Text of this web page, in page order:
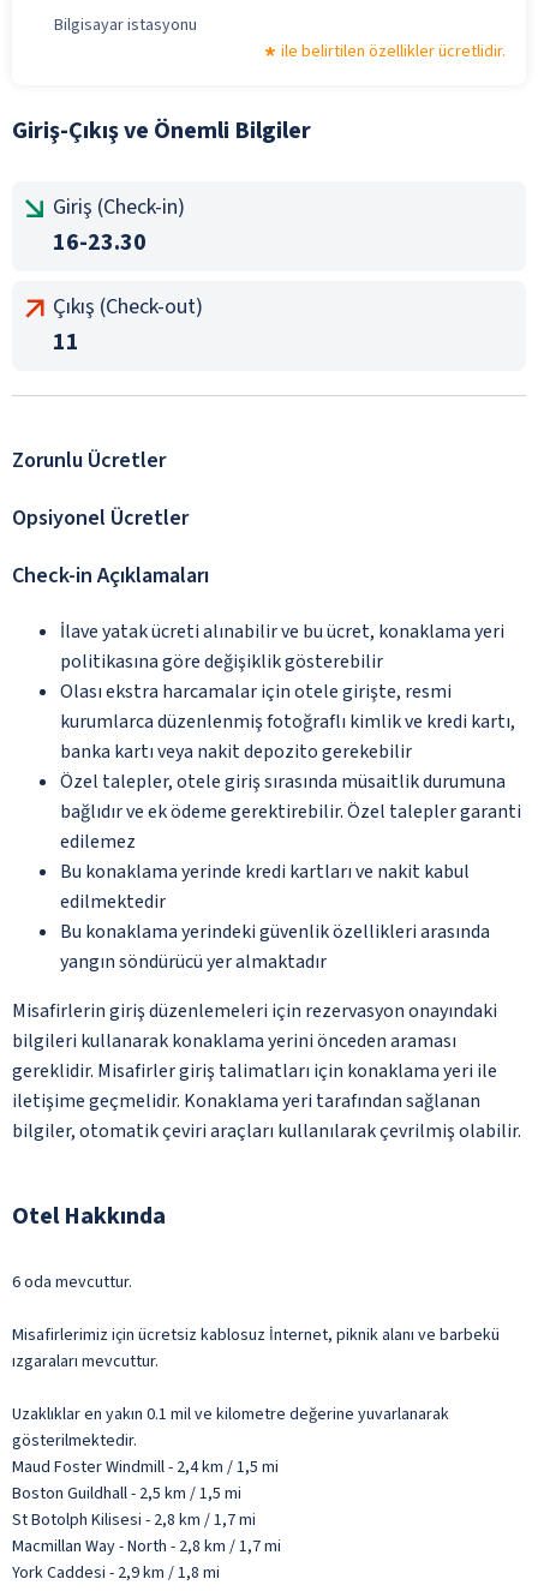
Bilgisayar istasyonu
ile belirtilen özellikler ücretlidir.
Giriş-Çıkış ve Önemli Bilgiler
Giriş (Check-in)
16-23.30
Çıkış (Check-out)
11
Zorunlu Ücretler
Opsiyonel Ücretler
Check-in Açıklamaları
İlave yatak ücreti alınabilir ve bu ücret, konaklama yeri
politikasına göre değişiklik gösterebilir
Olası ekstra harcamalar için otele girişte, resmi
kurumlarca düzenlenmiş fotoğraflı kimlik ve kredi kartı,
banka kartı veya nakit depozito gerekebilir
Özel talepler, otele giriş sırasında müsaitlik durumuna
bağlıdır ve ek ödeme gerektirebilir. Özel talepler garanti
edilemez
Bu konaklama yerinde kredi kartları ve nakit kabul
edilmektedir
Bu konaklama yerindeki güvenlik özellikleri arasında
yangın söndürücü yer almaktadır
Misafirlerin giriş düzenlemeleri için rezervasyon onayındaki
bilgileri kullanarak konaklama yerini önceden araması
gereklidir. Misafirler giriş talimatları için konaklama yeri ile
iletişime geçmelidir. Konaklama yeri tarafından sağlanan
bilgiler, otomatik çeviri araçları kullanılarak çevrilmiş olabilir.
Otel Hakkında
6 oda mevcuttur.
Misafirlerimiz için ücretsiz kablosuz İnternet, piknik alanı ve barbekü
ızgaraları mevcuttur.
Uzaklıklar en yakın 0.1 mil ve kilometre değerine yuvarlanarak
gösterilmektedir.
Maud Foster Windmill - 2,4 km / 1,5 mi
Boston Guildhall - 2,5 km / 1,5 mi
St Botolph Kilisesi - 2,8 km / 1,7 mi
Macmillan Way - North - 2,8 km / 1,7 mi
York Caddesi - 2,9 km / 1,8 mi